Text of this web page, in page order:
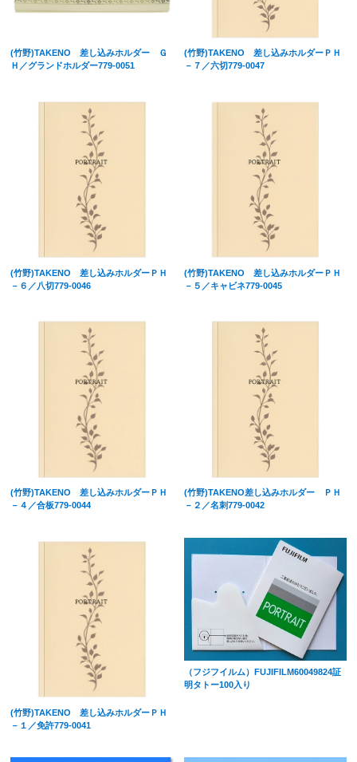
(竹野)TAKENO 差し込みホルダー Ｇ
Ｈ／グランドホルダー779-0051
(竹野)TAKENO 差し込みホルダーＰＨ
－７／六切779-0047
(竹野)TAKENO 差し込みホルダーＰＨ
－６／八切779-0046
(竹野)TAKENO 差し込みホルダーＰＨ
－５／キャビネ779-0045
(竹野)TAKENO 差し込みホルダーＰＨ
－４／合板779-0044
(竹野)TAKENO差し込みホルダー ＰＨ
－２／名刺779-0042
(竹野)TAKENO 差し込みホルダーＰＨ
－１／免許779-0041
（フジフイルム）FUJIFILM60049824証
明タトー100入り